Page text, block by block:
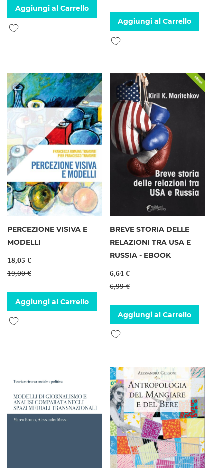
Aggiungi al Carrello
Aggiungi alla lista desideri Aggiungi al Carrello
Aggiungi alla lista desideri
PERCEZIONE VISIVA E
MODELLI
18,05 €
19,00 €
Aggiungi al Carrello
Aggiungi alla lista desideri
BREVE STORIA DELLE
RELAZIONI TRA USA E
RUSSIA - EBOOK
6,64 €
6,99 €
Aggiungi al Carrello
Aggiungi alla lista desideri